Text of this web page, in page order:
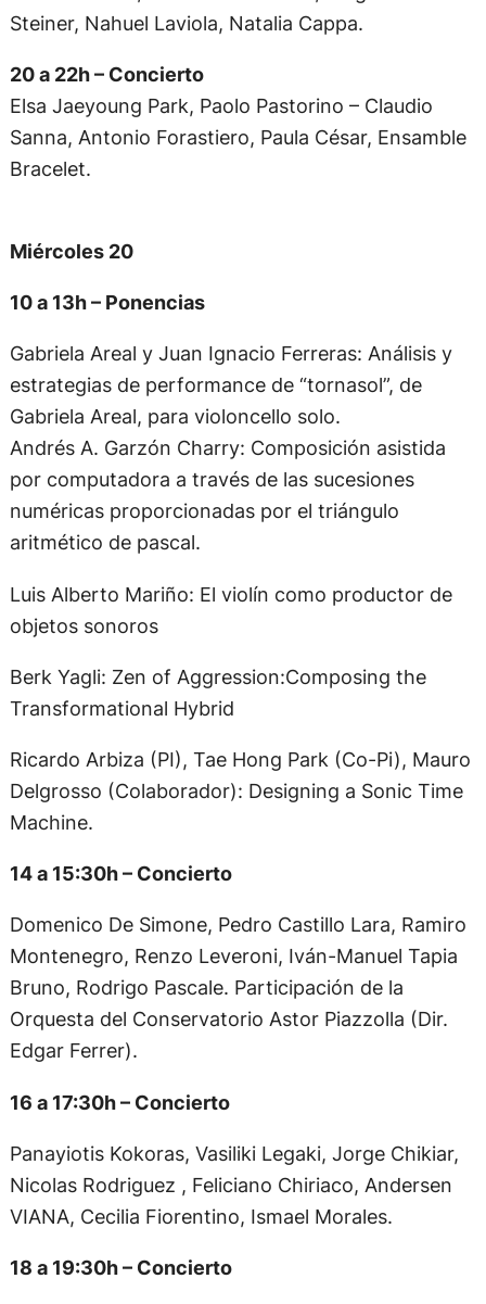
Steiner, Nahuel Laviola, Natalia Cappa.
20 a 22h – Concierto
Elsa Jaeyoung Park, Paolo Pastorino – Claudio
Sanna, Antonio Forastiero, Paula César, Ensamble
Bracelet.
Miércoles 20
10 a 13h – Ponencias
Gabriela Areal y Juan Ignacio Ferreras: Análisis y
estrategias de performance de “tornasol”, de
Gabriela Areal, para violoncello solo.
Andrés A. Garzón Charry: Composición asistida
por computadora a través de las sucesiones
numéricas proporcionadas por el triángulo
aritmético de pascal.
Luis Alberto Mariño: El violín como productor de
objetos sonoros
Berk Yagli: Zen of Aggression:Composing the
Transformational Hybrid
Ricardo Arbiza (PI), Tae Hong Park (Co-Pi), Mauro
Delgrosso (Colaborador): Designing a Sonic Time
Machine.
14 a 15:30h – Concierto
Domenico De Simone, Pedro Castillo Lara, Ramiro
Montenegro, Renzo Leveroni, Iván-Manuel Tapia
Bruno, Rodrigo Pascale. Participación de la
Orquesta del Conservatorio Astor Piazzolla (Dir.
Edgar Ferrer).
16 a 17:30h – Concierto
Panayiotis Kokoras, Vasiliki Legaki, Jorge Chikiar,
Nicolas Rodriguez , Feliciano Chiriaco, Andersen
VIANA, Cecilia Fiorentino, Ismael Morales.
18 a 19:30h – Concierto